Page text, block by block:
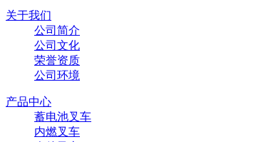
关于我们
公司简介
公司文化
荣誉资质
公司环境
产品中心
蓄电池叉车
内燃叉车